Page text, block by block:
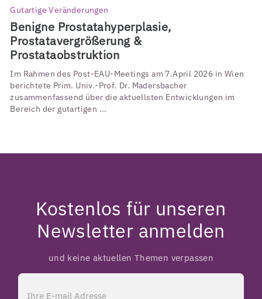
Gutartige Veränderungen
Benigne Prostatahyperplasie,
Prostatavergrößerung &
Prostataobstruktion
Im Rahmen des Post-EAU-Meetings am 7.April 2026 in Wien
berichtete Prim. Univ.-Prof. Dr. Madersbacher
zusammenfassend über die aktuellsten Entwicklungen im
Bereich der gutartigen ...
Kostenlos für unseren
Newsletter anmelden
und keine aktuellen Themen verpassen